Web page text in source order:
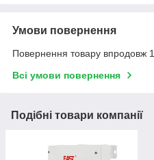
Умови повернення
Повернення товару впродовж
Всі умови повернення
Подібні товари компанії